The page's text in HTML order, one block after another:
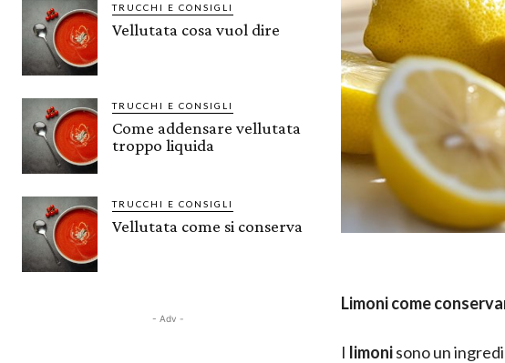
TRUCCHI E CONSIGLI
Vellutata cosa vuol dire
TRUCCHI E CONSIGLI
Come addensare vellutata
troppo liquida
TRUCCHI E CONSIGLI
Vellutata come si conserva
- Adv -
Limoni come
I limonisono un